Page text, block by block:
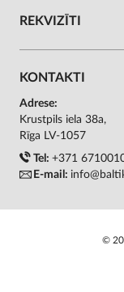
REKVIZĪTI
KONTAKTI
Adrese:
Krustpils iela 38a,
Rīga LV-1057
Tel: +371
E-mail:
©